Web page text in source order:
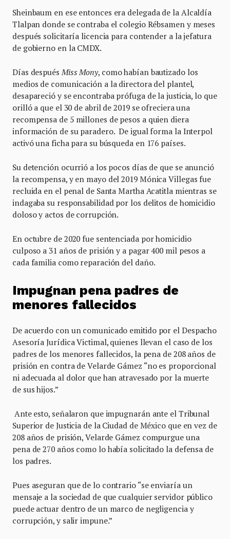
Sheinbaum en ese entonces era delegada de la Alcaldía
Tlalpan donde se contraba el colegio Rébsamen y meses
después solicitaría licencia para contender a la jefatura
de gobierno en la CMDX.
Días despuésMiss Mony, como habían bautizado los
medios de comunicación a la directora del plantel,
desapareció y se encontraba prófuga de la justicia, lo que
orilló a que el 30 de abril de 2019 se ofreciera una
recompensa de 5 millones de pesos a quien diera
información de su paradero. De igual forma la Interpol
activó una ficha para su búsqueda en 176 países.
Su detención ocurrió a los pocos días de que se anunció
la recompensa, y en mayo del 2019 Mónica Villegas fue
recluida en el penal de Santa Martha Acatitla mientras se
indagaba su responsabilidad por los delitos de homicidio
doloso y actos de corrupción.
En octubre de 2020 fue sentenciada por homicidio
culposo a 31 años de prisión y a pagar 400 mil pesos a
cada familia como reparación del daño.
Impugnan pena padres de
menores fallecidos
De acuerdo con un comunicado emitido por el Despacho
Asesoría Jurídica Victimal, quienes llevan el caso de los
padres de los menores fallecidos, la pena de 208 años de
prisión en contra de Velarde Gámez “no es proporcional
ni adecuada al dolor que han atravesado por la muerte
de sus hijos.”
Ante esto, señalaron que impugnarán ante el Tribunal
Superior de Justicia de la Ciudad de México que en vez de
208 años de prisión, Velarde Gámez compurgue una
pena de 270 años como lo había solicitado la defensa de
los padres.
Pues aseguran que de lo contrario “se enviaría un
mensaje a la sociedad de que cualquier servidor público
puede actuar dentro de un marco de negligencia y
corrupción, y salir impune.”